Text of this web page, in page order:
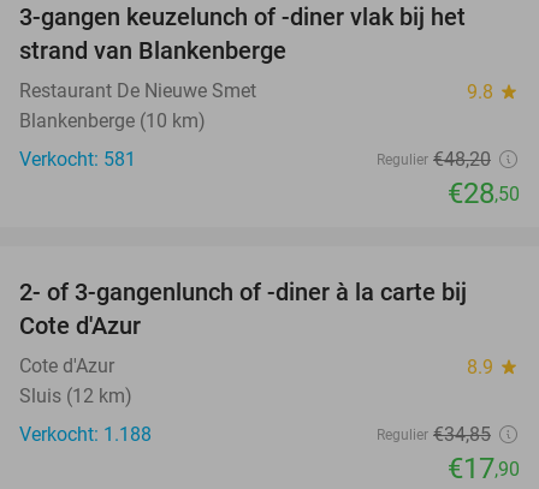
3-gangen keuzelunch of -diner vlak bij het
strand van Blankenberge
Restaurant De Nieuwe Smet 9.8 star
Blankenberge (10 km)
Verkocht: 581
Regulier €48,20
€28,50
49%
2- of 3-gangenlunch of -diner à la carte bij
Cote d'Azur
Cote d'Azur 8.9 star
Sluis (12 km)
Verkocht: 1.188
Regulier €34,85
€17,90